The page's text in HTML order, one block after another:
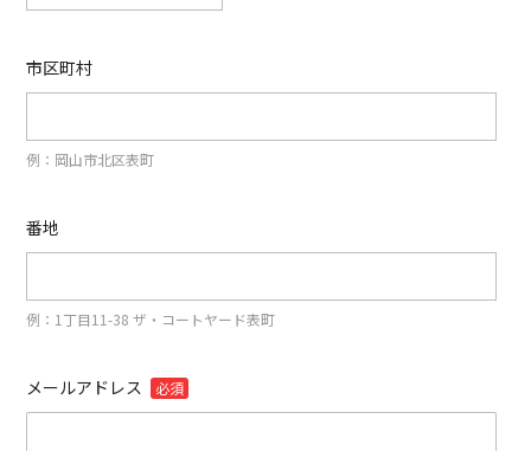
市区町村
例：岡山市北区表町
番地
例：1丁目11-38 ザ・コートヤード表町
メールアドレス 必須